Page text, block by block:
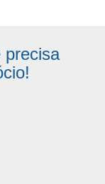
precisa